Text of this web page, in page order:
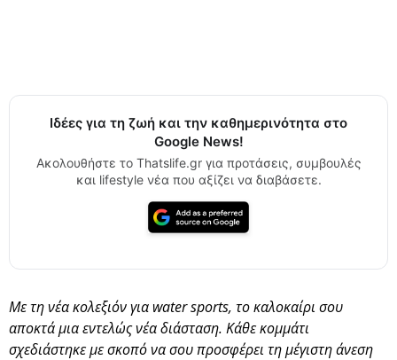
Ιδέες για τη ζωή και την καθημερινότητα στο
Google News!
Ακολουθήστε το Thatslife.gr για προτάσεις, συμβουλές
και lifestyle νέα που αξίζει να διαβάσετε.
Με τη νέα κολεξιόν για water sports, το καλοκαίρι σου
αποκτά μια εντελώς νέα διάσταση. Κάθε κομμάτι
σχεδιάστηκε με σκοπό να σου προσφέρει τη μέγιστη άνεση